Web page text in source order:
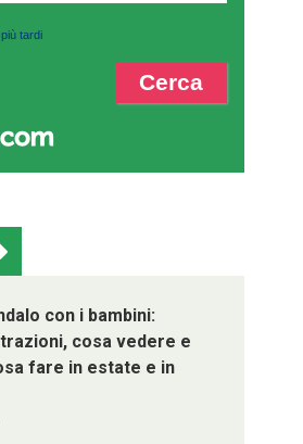
tardi
con i bambini:
cosa vedere e
fare in estate e in